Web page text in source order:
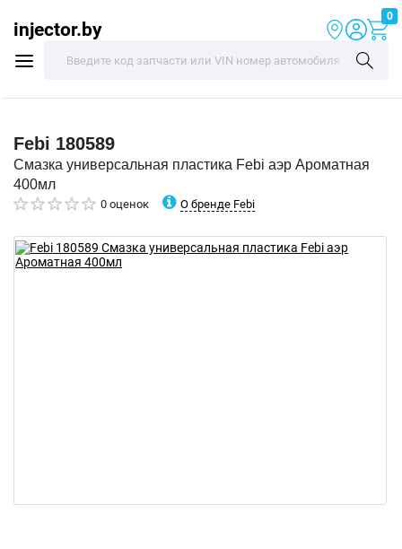
injector.by
0
Febi 180589
Смазка универсальная пластика Febi аэр Ароматная
400мл
0 оценок О бренде Febi